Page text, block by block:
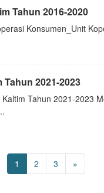
Tahun 2016-2020
Konsumen_Unit
2021-2023
Tahun 2021-2023
1 2 3 »